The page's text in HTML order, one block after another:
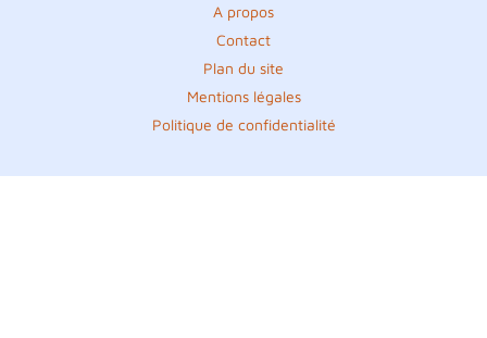
A propos
Contact
Plan du site
Mentions légales
Politique de confidentialité